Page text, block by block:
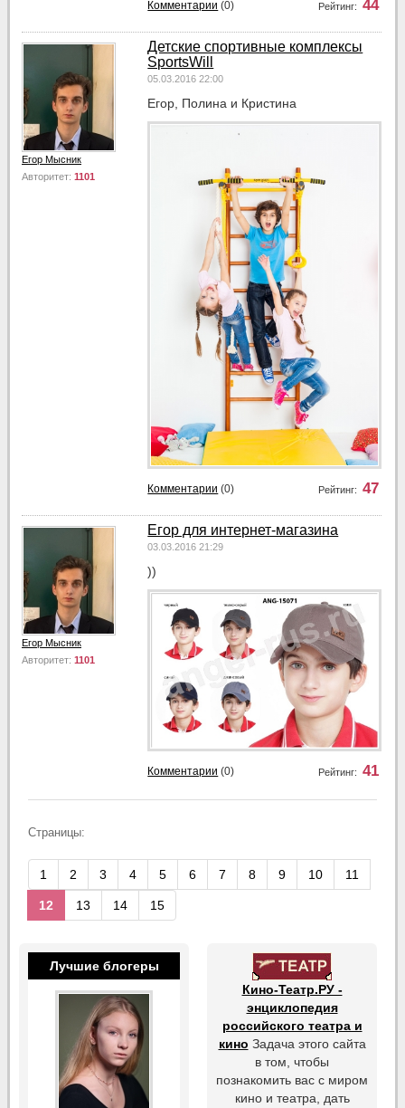
Комментарии (0) Рейтинг: 44
Егор Мысник
Авторитет: 1101
Детские спортивные комплексы
SportsWill
05.03.2016 22:00
Егор, Полина и Кристина
Комментарии (0) Рейтинг: 47
Егор Мысник
Авторитет: 1101
Егор для интернет-магазина
03.03.2016 21:29
))
Комментарии (0) Рейтинг: 41
Страницы:
1 2 3 4 5 6 7 8 9 10 11
12 13 14 15
Лучшие блогеры
Кино-Театр.РУ -
энциклопедия
российского театра и
кино Задача этого сайта
в том, чтобы
познакомить вас с миром
кино и театра, дать